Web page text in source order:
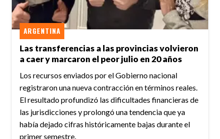
Las transferencias a las provincias volvieron
a caer y marcaron el peor julio en 20 años
ARGENTINA
Los recursos enviados por el Gobierno nacional
registraron una nueva contracción en términos reales.
El resultado profundizó las dificultades financieras de
las jurisdicciones y prolongó una tendencia que ya
había dejado cifras históricamente bajas durante el
primer semestre.